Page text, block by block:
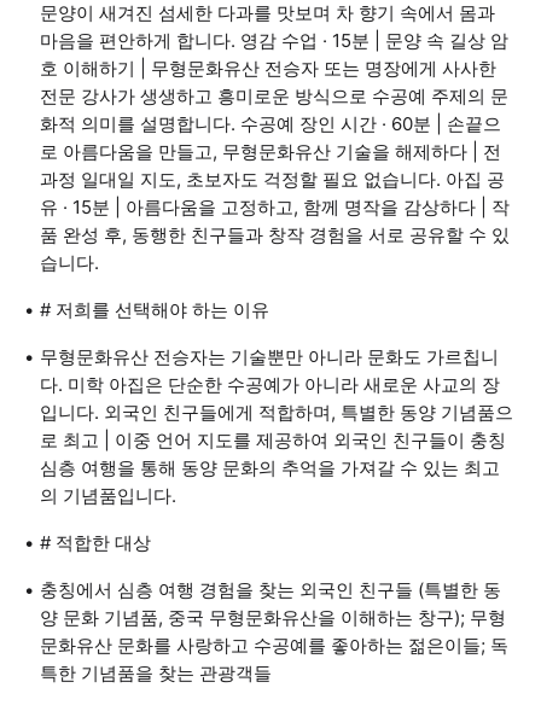
문양이 새겨진 섬세한 다과를 맛보며 차 향기 속에서 몸과
마음을 편안하게 합니다. 영감 수업 · 15분 | 문양 속 길상 암
호 이해하기 | 무형문화유산 전승자 또는 명장에게 사사한
전문 강사가 생생하고 흥미로운 방식으로 수공예 주제의 문
화적 의미를 설명합니다. 수공예 장인 시간 · 60분 | 손끝으
로 아름다움을 만들고, 무형문화유산 기술을 해제하다 | 전
과정 일대일 지도, 초보자도 걱정할 필요 없습니다. 아집 공
유 · 15분 | 아름다움을 고정하고, 함께 명작을 감상하다 | 작
품 완성 후, 동행한 친구들과 창작 경험을 서로 공유할 수 있
습니다.
# 저희를 선택해야 하는 이유
무형문화유산 전승자는 기술뿐만 아니라 문화도 가르칩니
다. 미학 아집은 단순한 수공예가 아니라 새로운 사교의 장
입니다. 외국인 친구들에게 적합하며, 특별한 동양 기념품으
로 최고 | 이중 언어 지도를 제공하여 외국인 친구들이 충칭
심층 여행을 통해 동양 문화의 추억을 가져갈 수 있는 최고
의 기념품입니다.
# 적합한 대상
충칭에서 심층 여행 경험을 찾는 외국인 친구들 (특별한 동
양 문화 기념품, 중국 무형문화유산을 이해하는 창구); 무형
문화유산 문화를 사랑하고 수공예를 좋아하는 젊은이들; 독
특한 기념품을 찾는 관광객들